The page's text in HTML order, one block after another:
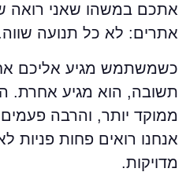
אתכם במשהו שאני רואה
אתרים: לא כל תנועה שווה.
כשמשתמש מגיע אליכם
תשובה, הוא מגיע אחרת.
ממוקד יותר, והרבה פעמים
אנחנו רואים פחות פניות לא
מדויקות.